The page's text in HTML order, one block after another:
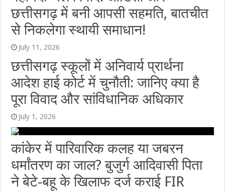
छत्तीसगढ़ में बनी आपसी सहमति, बातचीत
से निकलेगा स्थायी समाधान!
July 11, 2026
छत्तीसगढ़ स्कूलों में अनिवार्य प्रार्थना
आदेश हाई कोर्ट में चुनौती: जानिए क्या है
पूरा विवाद और सांविधानिक अधिकार
July 1, 2026
कांकेर में पारिवारिक कलह या जबरन
धर्मांतरण का जाल? बुजुर्ग आदिवासी पिता
ने बेटे-बहू के खिलाफ दर्ज कराई FIR